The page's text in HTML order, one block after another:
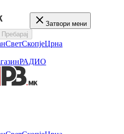
Затвори мени
Пребарај
СветСкопјеЦрна
РАДИО